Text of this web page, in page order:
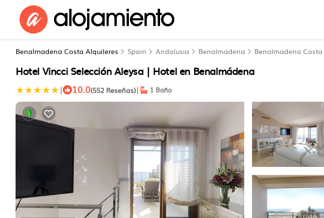
Benalmadena Costa Alquileres Spain Andalusia Benalmadena Benalmadena Costa
Hotel Vincci Selección Aleysa | Hotel en Benalmádena
| 10.0(552 Reseñas)| 1 Baño